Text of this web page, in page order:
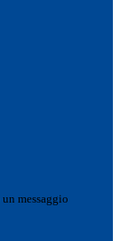
messaggio